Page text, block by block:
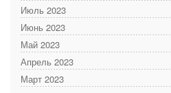
Июль 2023
Июнь 2023
Май 2023
Апрель 2023
Март 2023